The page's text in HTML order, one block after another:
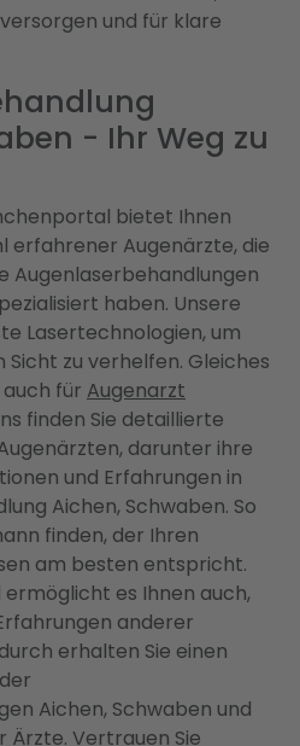
und für klare
- Ihr Weg zu
bietet Ihnen
erfahrener Augenärzte, die
Augenlaserbehandlungen
haben. Unsere
Lasertechnologien, um
Sicht zu verhelfen. Gleiches
für Augenarzt
finden Sie detaillierte
darunter ihre
und Erfahrungen in
Aichen, Schwaben. So
finden, der Ihren
am besten entspricht.
es Ihnen auch,
anderer
erhalten Sie einen
Aichen, Schwaben und
Ärzte. Vertrauen Sie